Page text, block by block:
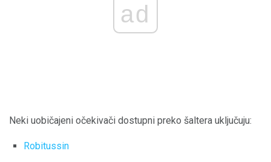
ad
Neki uobičajeni očekivači dostupni preko šaltera uključuju:
Robitussin